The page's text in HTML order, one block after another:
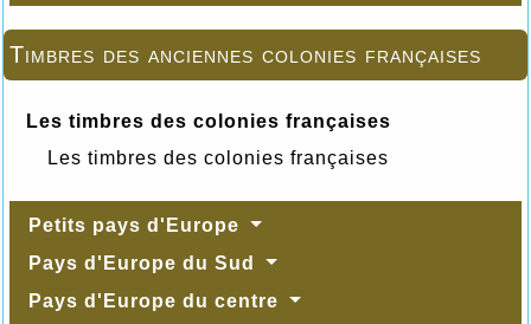
Timbres des anciennes colonies françaises
Les timbres des colonies françaises
Les timbres des colonies françaises
Petits pays d'Europe
Pays d'Europe du Sud
Pays d'Europe du centre